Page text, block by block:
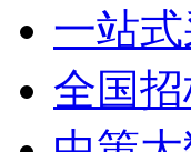
一站
全国